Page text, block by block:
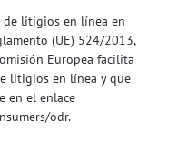
de litigios en línea en
(UE) 524/2013,
Europea facilita
litigios en línea y que
en el enlace
odr.